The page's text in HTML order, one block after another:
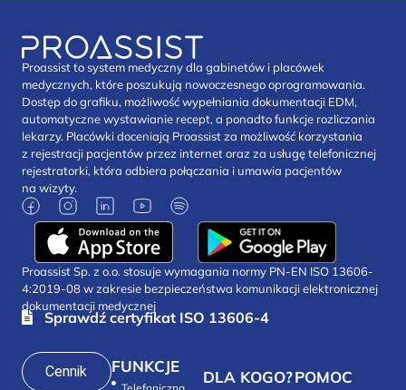
Proassist to system medyczny dla gabinetów i placówek
medycznych, które poszukują nowoczesnego oprogramowania.
Dostęp do grafiku, możliwość wypełniania dokumentacji EDM,
automatyczne wystawianie recept, a ponadto funkcje rozliczania
lekarzy. Placówki doceniają Proassist za możliwość korzystania
z rejestracji pacjentów przez internet oraz za usługę telefonicznej
rejestratorki, która odbiera połączania i umawia pacjentów
na wizyty.
Proassist Sp. z o.o. stosuje wymagania normy PN-EN ISO 13606-
4:2019-08 w zakresie bezpieczeństwa komunikacji elektronicznej
dokumentacji medycznej
Sprawdź certyfikat ISO 13606-4
Cennik FUNKCJE
DLA KOGO?POMOC